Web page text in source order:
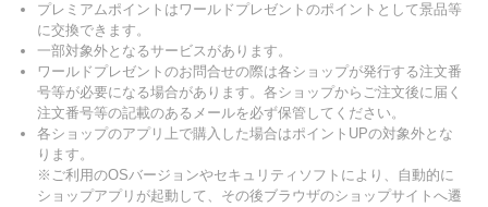
プレミアムポイントはワールドプレゼントのポイントとして景品等
に交換できます。
一部対象外となるサービスがあります。
ワールドプレゼントのお問合せの際は各ショップが発行する注文番
号等が必要になる場合があります。各ショップからご注文後に届く
注文番号等の記載のあるメールを必ず保管してください。
各ショップのアプリ上で購入した場合はポイントUPの対象外とな
ります。
※ご利用のOSバージョンやセキュリティソフトにより、自動的に
ショップアプリが起動して、その後ブラウザのショップサイトへ遷